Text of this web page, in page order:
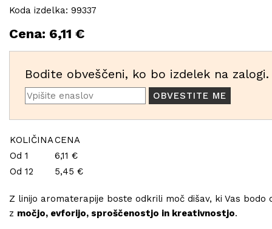
Koda izdelka: 99337
Cena: 6,11 €
Bodite obveščeni, ko bo izdelek na zalogi.
KOLIČINACENA
Od 1
6,11 €
Od 12
5,45 €
Z linijo aromaterapije boste odkrili moč dišav, ki Vas bodo
z močjo, evforijo, sproščenostjo in kreativnostjo.